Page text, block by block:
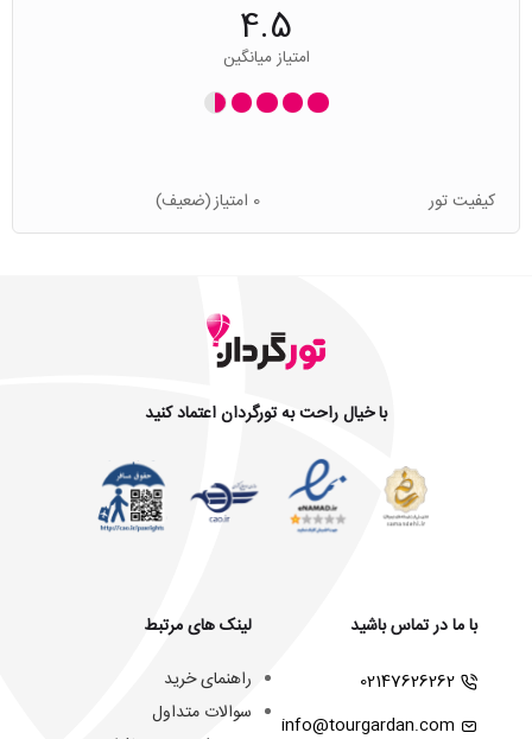
4.5
امتیاز میانگین
کیفیت تور 0 امتیاز (ضعیف)
با خیال راحت به تورگردان اعتماد کنید
با ما در تماس باشید
02147626262
info@tourgardan.com
لینک های مرتبط
راهنمای خرید
سوالات متداول